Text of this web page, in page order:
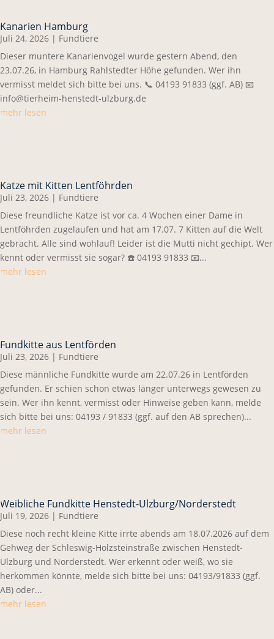
Kanarien Hamburg
Juli 24, 2026 | Fundtiere
Dieser muntere Kanarienvogel wurde gestern Abend, den
23.07.26, in Hamburg Rahlstedter Höhe gefunden. Wer ihn
vermisst meldet sich bitte bei uns. 📞 04193 91833 (ggf. AB) 📧
info@tierheim-henstedt-ulzburg.de
mehr lesen
Katze mit Kitten Lentföhrden
Juli 23, 2026 | Fundtiere
Diese freundliche Katze ist vor ca. 4 Wochen einer Dame in
Lentföhrden zugelaufen und hat am 17.07. 7 Kitten auf die Welt
gebracht. Alle sind wohlauf! Leider ist die Mutti nicht gechipt. Wer
kennt oder vermisst sie sogar? ☎️ 04193 91833 📧...
mehr lesen
Fundkitte aus Lentförden
Juli 23, 2026 | Fundtiere
Diese männliche Fundkitte wurde am 22.07.26 in Lentförden
gefunden. Er schien schon etwas länger unterwegs gewesen zu
sein. Wer ihn kennt, vermisst oder Hinweise geben kann, melde
sich bitte bei uns: 04193 / 91833 (ggf. auf den AB sprechen)...
mehr lesen
Weibliche Fundkitte Henstedt-Ulzburg/Norderstedt
Juli 19, 2026 | Fundtiere
Diese noch recht kleine Kitte irrte abends am 18.07.2026 auf dem
Gehweg der Schleswig-Holzsteinstraße zwischen Henstedt-
Ulzburg und Norderstedt. Wer erkennt oder weiß, wo sie
herkommen könnte, melde sich bitte bei uns: 04193/91833 (ggf.
AB) oder...
mehr lesen